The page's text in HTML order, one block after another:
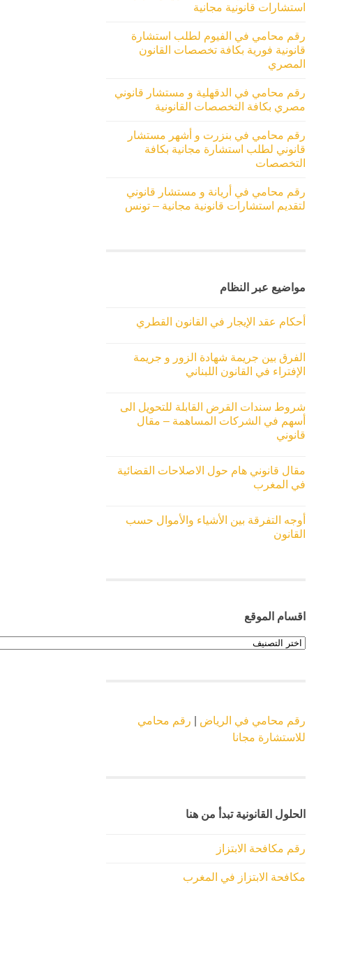
استشارات قانونية مجانية
رقم محامي في الفيوم لطلب استشارة
قانونية فورية بكافة تخصصات القانون
المصري
رقم محامي في الدقهلية و مستشار قانوني
مصري بكافة التخصصات القانونية
رقم محامي في بنزرت و أشهر مستشار
قانوني لطلب استشارة مجانية بكافة
التخصصات
رقم محامي في أريانة و مستشار قانوني
لتقديم استشارات قانونية مجانية – تونس
مواضيع عبر النظام
أحكام عقد الإيجار في القانون القطري
الفرق بين جريمة شهادة الزور و جريمة
الإفتراء في القانون اللبناني
شروط سندات القرض القابلة للتحويل الى
أسهم في الشركات المساهمة – مقال
قانوني
مقال قانوني هام حول الاصلاحات القضائية
في المغرب
أوجه التفرقة بين الأشياء والأموال حسب
القانون
اقسام الموقع
اقسام
الموقع
رقم محامي في الرياض
رقم محامي
للاستشارة مجانا
الحلول القانونية تبدأ من هنا
رقم مكافحة الابتزاز
مكافحة الابتزاز في المغرب